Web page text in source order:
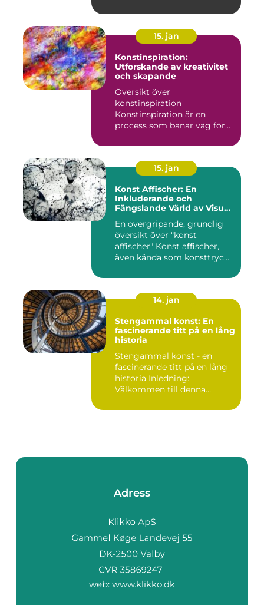
15. jan
Konstinspiration:
Utforskande av kreativitet
och skapande
Översikt över
konstinspiration
Konstinspiration är en
process som banar väg för
15. jan
Konst Affischer: En
Inkluderande och
Fängslande Värld av Visuell
En övergripande, grundlig
översikt över "konst
affischer" Konst affischer,
även kända som konsttryc...
14. jan
Stengammal konst: En
fascinerande titt på en lång
historia
Stengammal konst - en
fascinerande titt på en lång
historia Inledning:
Välkommen till denna
Adress
web: www.klikko.dk